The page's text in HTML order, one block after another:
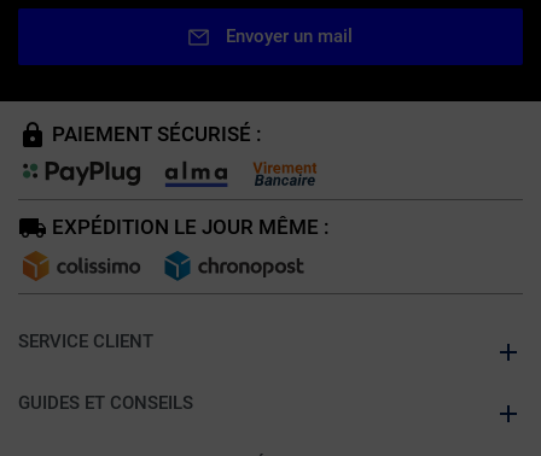
Envoyer un mail
PAIEMENT SÉCURISÉ :
EXPÉDITION LE JOUR MÊME :
SERVICE CLIENT
GUIDES ET CONSEILS